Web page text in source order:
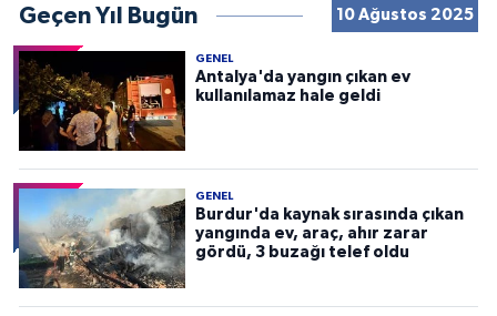
Geçen Yıl Bugün 10 Ağustos 2025
GENEL
Antalya'da yangın çıkan ev
kullanılamaz hale geldi
GENEL
Burdur'da kaynak sırasında çıkan
yangında ev, araç, ahır zarar
gördü, 3 buzağı telef oldu